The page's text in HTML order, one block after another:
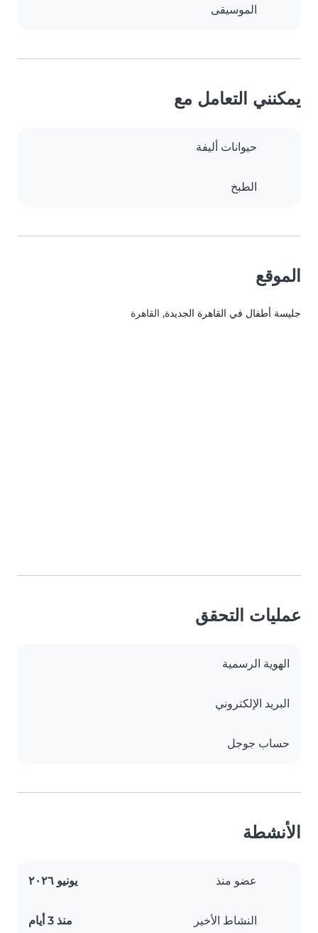
الموسيقى
يمكنني التعامل مع
حيوانات أليفة
الطبخ
الموقع
جليسة أطفال في القاهرة الجديدة, القاهرة
عمليات التحقق
الهوية الرسمية
البريد الإلكتروني
حساب جوجل
الأنشطة
عضو منذ يونيو ٢٠٢٦
النشاط الأخير منذ 3 أيام